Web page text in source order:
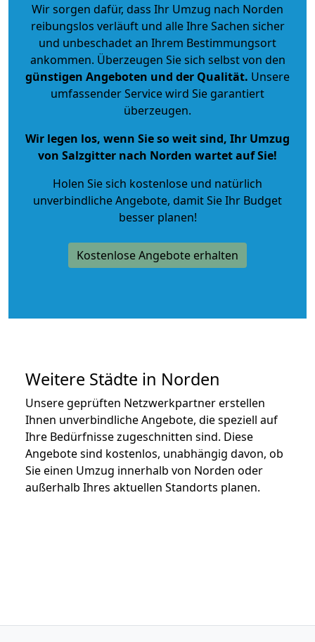
Wir sorgen dafür, dass Ihr Umzug nach Norden
reibungslos verläuft und alle Ihre Sachen sicher
und unbeschadet an Ihrem Bestimmungsort
ankommen. Überzeugen Sie sich selbst von den
günstigen Angeboten und der Qualität. Unsere
umfassender Service wird Sie garantiert
überzeugen.
Wir legen los, wenn Sie so weit sind, Ihr Umzug
von Salzgitter nach Norden wartet auf Sie!
Holen Sie sich kostenlose und natürlich
unverbindliche Angebote, damit Sie Ihr Budget
besser planen!
Kostenlose Angebote erhalten
Weitere Städte in Norden
Unsere geprüften Netzwerkpartner erstellen
Ihnen unverbindliche Angebote, die speziell auf
Ihre Bedürfnisse zugeschnitten sind. Diese
Angebote sind kostenlos, unabhängig davon, ob
Sie einen Umzug innerhalb von Norden oder
außerhalb Ihres aktuellen Standorts planen.